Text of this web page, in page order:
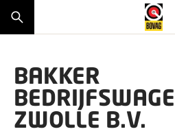
BAKKER
ZWOLLE B.V.